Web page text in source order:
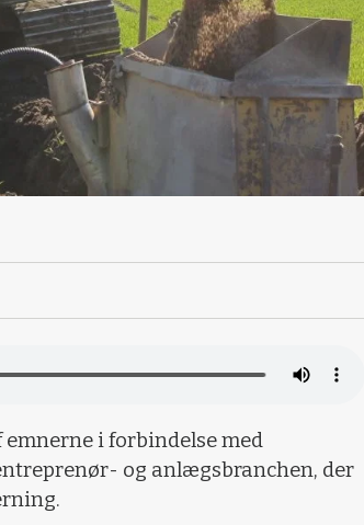
i forbindelse med
og anlægsbranchen, der